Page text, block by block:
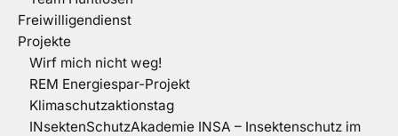
Freiwilligendienst
Projekte
Wirf mich nicht weg!
REM Energiespar-Projekt
Klimaschutzaktionstag
INsektenSchutzAkademie INSA – Insektenschutz im